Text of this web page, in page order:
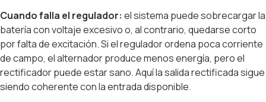
Cuando falla el regulador: el sistema puede sobrecargar la
batería con voltaje excesivo o, al contrario, quedarse corto
por falta de excitación. Si el regulador ordena poca corriente
de campo, el alternador produce menos energía, pero el
rectificador puede estar sano. Aquí la salida rectificada sigue
siendo coherente con la entrada disponible.